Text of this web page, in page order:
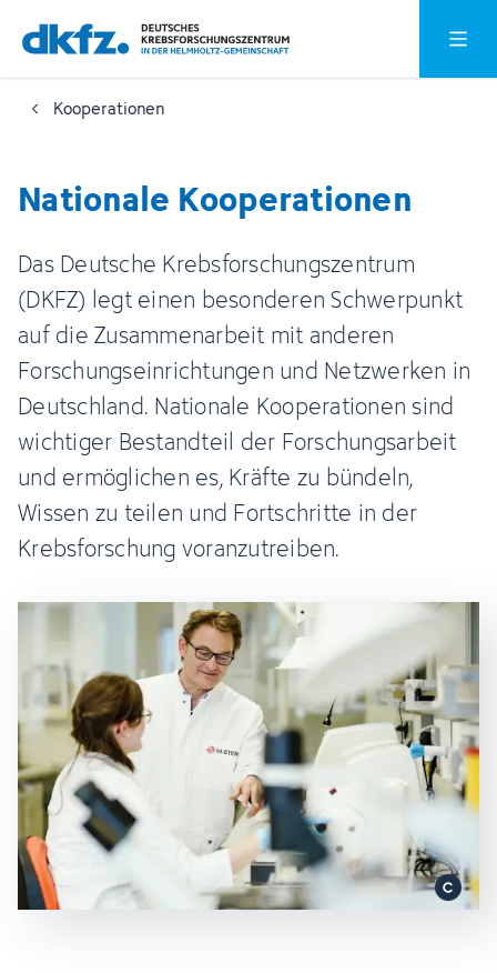
Zum
Hauptinhalt
springen
Zur
Fußzeile
springen
Kooperationen
Nationale Kooperationen
Das Deutsche Krebsforschungszentrum
(DKFZ) legt einen besonderen Schwerpunkt
auf die Zusammenarbeit mit anderen
Forschungseinrichtungen und Netzwerken in
Deutschland. Nationale Kooperationen sind
wichtiger Bestandteil der Forschungsarbeit
und ermöglichen es, Kräfte zu bündeln,
Wissen zu teilen und Fortschritte in der
Krebsforschung voranzutreiben.